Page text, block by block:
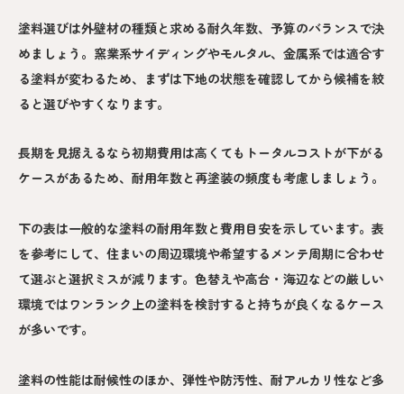
塗料選びは外壁材の種類と求める耐久年数、予算のバランスで決
めましょう。窯業系サイディングやモルタル、金属系では適合す
る塗料が変わるため、まずは下地の状態を確認してから候補を絞
ると選びやすくなります。
長期を見据えるなら初期費用は高くてもトータルコストが下がる
ケースがあるため、耐用年数と再塗装の頻度も考慮しましょう。
下の表は一般的な塗料の耐用年数と費用目安を示しています。表
を参考にして、住まいの周辺環境や希望するメンテ周期に合わせ
て選ぶと選択ミスが減ります。色替えや高台・海辺などの厳しい
環境ではワンランク上の塗料を検討すると持ちが良くなるケース
が多いです。
塗料の性能は耐候性のほか、弾性や防汚性、耐アルカリ性など多